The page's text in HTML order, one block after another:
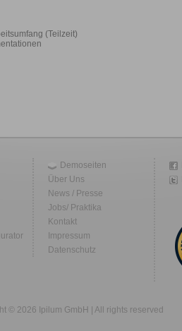
(Teilzeit)
Demoseiten
Über Uns
News / Presse
Jobs/ Praktika
Kontakt
Impressum
Datenschutz
© 2026 Ipilum GmbH | All rights reserved